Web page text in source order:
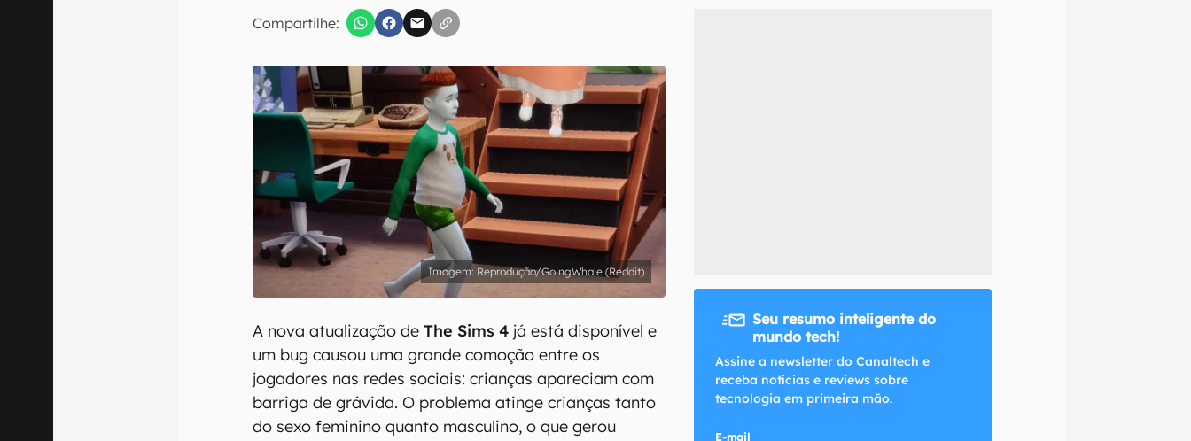
Compartilhe:
inscreva-se
Confirmo que li, aceito e concordo com os Termos de Uso e Política de Privacidade do Canaltech.
Reprodução/GoingWhale (Reddit)
A nova atualização deThe Sims 4 já está disponível e
um bug causou uma grande comoção entre os
jogadores nas redes sociais: crianças apareciam com
barriga de grávida. O problema atinge crianças tanto
do sexo feminino quanto masculino, o que gerou
Seu resumo inteligente do
mundo tech!
Assine a newsletter do Canaltech e
receba notícias e reviews sobre
tecnologia em primeira mão.
E-mail